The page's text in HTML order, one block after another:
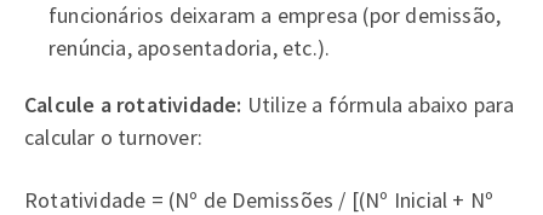
funcionários deixaram a empresa (por demissão,
renúncia, aposentadoria, etc.).
Calcule a rotatividade: Utilize a fórmula abaixo para
calcular o turnover:
Rotatividade = (Nº de Demissões / [(Nº Inicial + Nº